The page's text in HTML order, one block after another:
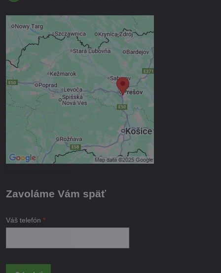
Externý obsah je blokovaný
Voľbami súkromia
Prajete si načítať externý obsah?
Povoliť tentokrát
Povoliť a zapamätať - súhlas s
druhom cookie: Funkčné
Otvoriť obsah v novom okne
Zavoláme Vám späť
Váš telefón *